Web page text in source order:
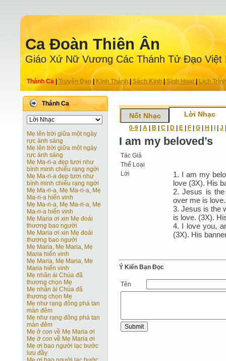
Ca Ðoàn Thiên Ân
Giáo Xứ Nữ Vương Các Thánh Tử Ðạo Việt
Thánh Ca Truyện Ðạo| Kinh Thánh Sách Kinh|Sinh Hoạt| Lịch Trình
Thánh Ca
Mẹ lên trời giữa một ngày
rực ánh sáng
Mẹ lên trời giữa một ngày
rực ánh sáng
Mẹ Ma-ri-a đẹp tươi như
bình minh chiếu rạng ngời
Mẹ Ma-ri-a đẹp tươi như
bình minh chiếu rạng ngời
Mẹ Ma-ri-a, Mẹ Ma-ri-a, Mẹ
Ma-ri-a hiển vinh
Mẹ Ma-ri-a, Mẹ Ma-ri-a, Mẹ
Ma-ri-a hiển vinh
Mẹ Maria ơi xin Mẹ đoái
thương bao người
Mẹ Maria ơi xin Mẹ đoái
thương bao người
Mẹ Maria, Mẹ Maria, Mẹ
Maria hiển vinh
Mẹ Maria, Mẹ Maria, Mẹ
Maria hiển vinh
Mẹ nhân ái Chúa đã
thương chọn Mẹ
Mẹ nhân ái Chúa đã
thương chọn Mẹ
Mẹ như rạng đông phá tan
màn đêm
Mẹ như rạng đông phá tan
màn đêm
Mẹ ở con về Mẹ Maria ơi
Mẹ ở con về Mẹ Maria ơi
Mẹ ơi bao người lạc bước
lưu đầy
Nốt Nhạc Lời Nhạc
0-9 A B C D E F G H J
I am my beloved’s
Tác Giả
Thể Loại
Lời
1. I am my
love (3X). His
2. Jesus is
over me is
3. Jesus is the
is love. (3X).
4. I love you,
(3X). His
Ý Kiến Bạn Ðọc
Tên